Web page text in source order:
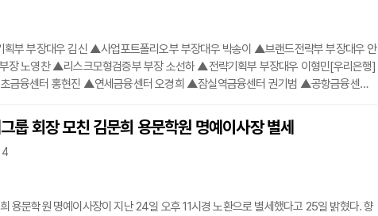
부 부장대우 김신 ▲사업포트폴리오부 부장대우 박송이 ▲브랜드전략부 부장대우 안
노영찬 ▲리스크모형검증부 부장 소선하 ▲전략기획부 부장대우 이형민[우리은행]
융센터 홍현진 ▲연세금융센터 오경희 ▲잠실역금융센터 권기범 ▲공항금융센터
룹 회장 모친 김문희 용문학원 명예이사장 별세
용문학원 명예이사장이 지난 24일 오후 11시경 노환으로 별세했다고 25일 밝혔다. 향